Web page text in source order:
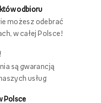
odbioru
możesz odebrać
w całej Polsce!
są gwarancją
usług
Polsce